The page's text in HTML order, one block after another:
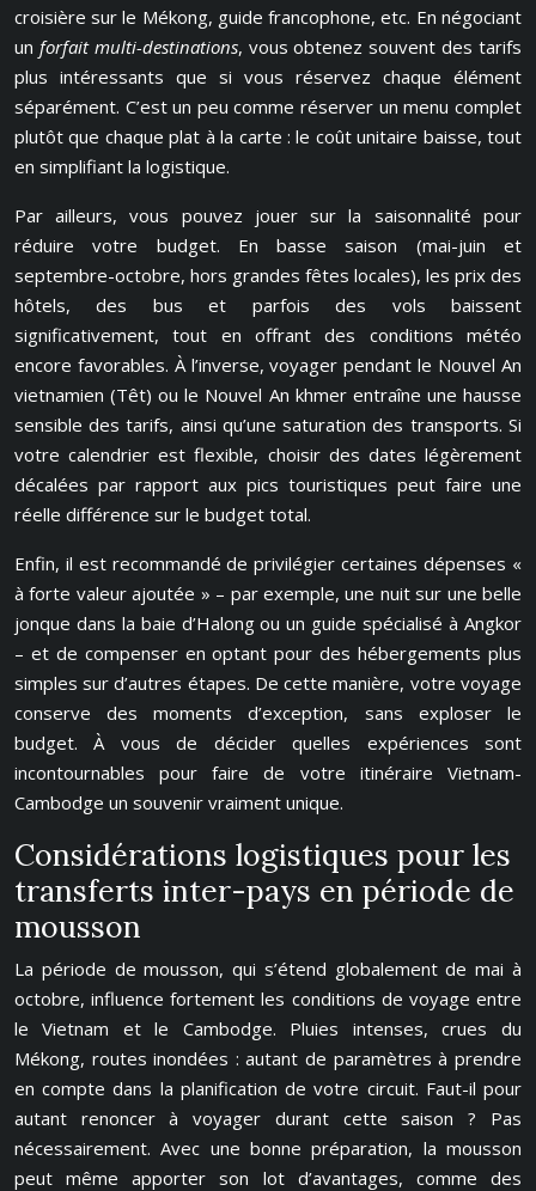
croisière sur le Mékong, guide francophone, etc. En négociant
un forfait multi-destinations, vous obtenez souvent des tarifs
plus intéressants que si vous réservez chaque élément
séparément. C’est un peu comme réserver un menu complet
plutôt que chaque plat à la carte : le coût unitaire baisse, tout
en simplifiant la logistique.
Par ailleurs, vous pouvez jouer sur la saisonnalité pour
réduire votre budget. En basse saison (mai-juin et
septembre-octobre, hors grandes fêtes locales), les prix des
hôtels, des bus et parfois des vols baissent
significativement, tout en offrant des conditions météo
encore favorables. À l’inverse, voyager pendant le Nouvel An
vietnamien (Têt) ou le Nouvel An khmer entraîne une hausse
sensible des tarifs, ainsi qu’une saturation des transports. Si
votre calendrier est flexible, choisir des dates légèrement
décalées par rapport aux pics touristiques peut faire une
réelle différence sur le budget total.
Enfin, il est recommandé de privilégier certaines dépenses «
à forte valeur ajoutée » – par exemple, une nuit sur une belle
jonque dans la baie d’Halong ou un guide spécialisé à Angkor
– et de compenser en optant pour des hébergements plus
simples sur d’autres étapes. De cette manière, votre voyage
conserve des moments d’exception, sans exploser le
budget. À vous de décider quelles expériences sont
incontournables pour faire de votre itinéraire Vietnam-
Cambodge un souvenir vraiment unique.
Considérations logistiques pour les
transferts inter-pays en période de
mousson
La période de mousson, qui s’étend globalement de mai à
octobre, influence fortement les conditions de voyage entre
le Vietnam et le Cambodge. Pluies intenses, crues du
Mékong, routes inondées : autant de paramètres à prendre
en compte dans la planification de votre circuit. Faut-il pour
autant renoncer à voyager durant cette saison ? Pas
nécessairement. Avec une bonne préparation, la mousson
peut même apporter son lot d’avantages, comme des